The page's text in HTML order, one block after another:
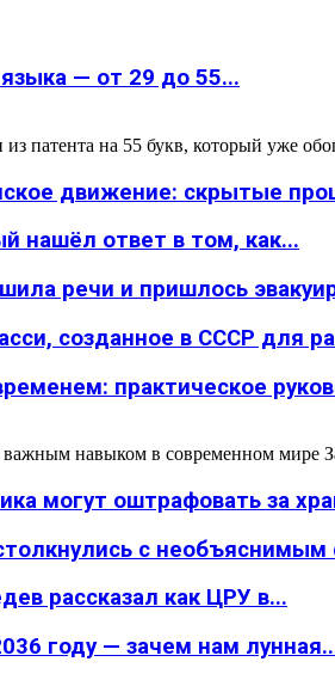
— от 29 до 55...
патента на 55 букв, который уже
движение: скрытые
нашёл ответ в том, как...
речи и пришлось
созданное в СССР для
практическое
навыком в современном мире
могут оштрафовать за
с
рассказал как ЦРУ в...
году — зачем нам